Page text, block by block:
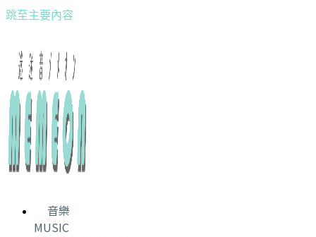
跳至主要內容
音樂
MUSIC